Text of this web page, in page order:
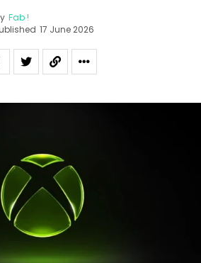
Fab !
17 June 2026